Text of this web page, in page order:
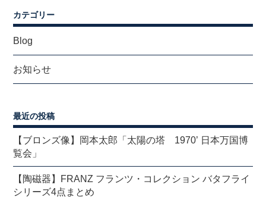
カテゴリー
Blog
お知らせ
最近の投稿
【ブロンズ像】岡本太郎「太陽の塔 1970’ 日本万国博
覧会」
【陶磁器】FRANZ フランツ・コレクション バタフライ
シリーズ4点まとめ